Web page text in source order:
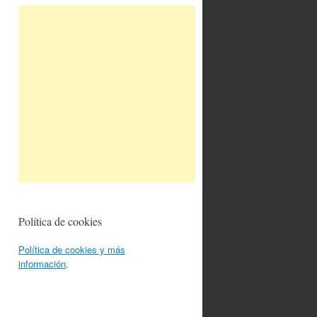
Política de cookies
Política de cookies y más
información.